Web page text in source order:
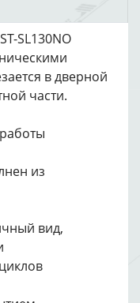
SL130NO
в дверной
части.
из
вид,